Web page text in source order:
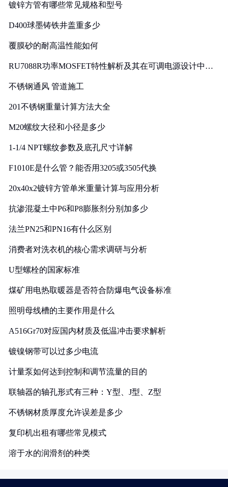
镀锌方管有哪些常见规格和型号
D400球墨铸铁井盖重多少
覆膜砂的耐高温性能如何
RU7088R功率MOSFET特性解析及其在可调电源设计中的
不锈钢通风 管道施工
201不锈钢重量计算方法大全
M20螺纹大径和小径是多少
1-1/4 NPT螺纹参数及底孔尺寸详解
F1010E是什么管？能否用3205或3505代换
20x40x2镀锌方管单米重量计算与应用分析
抗渗混凝土中P6和P8膨胀剂分别加多少
法兰PN25和PN16有什么区别
消费者对洗衣机的核心需求调研与分析
U型螺栓的国家标准
煤矿用电热取暖器是否符合防爆电气设备标准
照明母线槽的主要作用是什么
A516Gr70对应国内材质及低温冲击要求解析
镀镍钢带可以过多少电流
计量泵如何达到控制和调节流量的目的
联轴器的轴孔形式有三种：Y型、J型、Z型
不锈钢材质厚度允许误差是多少
复印机出租有哪些常见模式
溶于水的润滑剂的种类